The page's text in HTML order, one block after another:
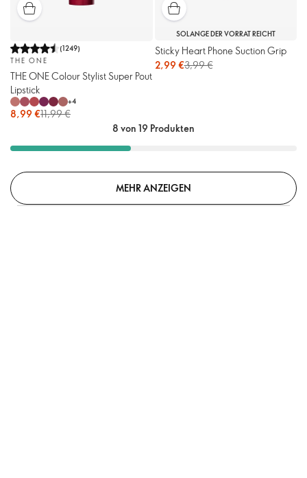
(1249)
THE ONE
THE ONE Colour Stylist Super Pout
Lipstick
+4
8,99 €11,99 €
SOLANGE DER VORRAT REICHT
Sticky Heart Phone Suction Grip
2,99 €3,99 €
8 von 19 Produkten
MEHR ANZEIGEN